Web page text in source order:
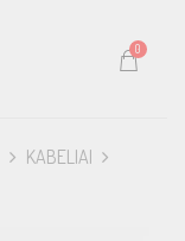
0
KABELIAI